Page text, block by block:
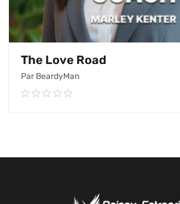
The Love Road
Par BeardyMan
0.00